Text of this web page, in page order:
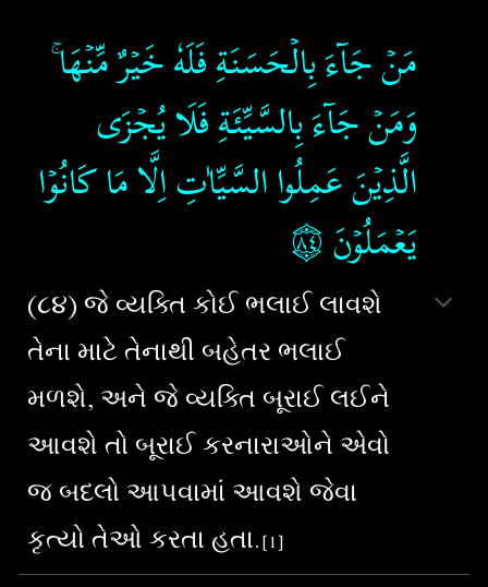
مَنۡ جَآءَ بِالۡحَسَنَةِ فَلَهٗ خَيۡرٌ مِّنۡهَا​ ۚ
وَمَنۡ جَآءَ بِالسَّيِّئَةِ فَلَا يُجۡزَى
الَّذِيۡنَ عَمِلُوا السَّيِّاٰتِ اِلَّا مَا كَانُوۡا
يَعۡمَلُوۡنَ۝٨٤
(૮૪) જે વ્યક્તિ કોઈ ભલાઈ લાવશે
તેના માટે તેનાથી બહેતર ભલાઈ
મળશે, અને જે વ્યક્તિ બૂરાઈ લઈને
આવશે તો બૂરાઈ કરનારાઓને એવો
જ બદલો આપવામાં આવશે જેવા
કૃત્યો તેઓ કરતા હતા.[1]